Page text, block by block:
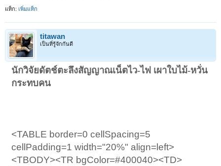
แท็ก: เพิ่มแท็ก
titawan
เป็นที่รู้จักกันดี
นักวิจัยดัตช์ตะลึงสัญญาณเน็ตไว-ไฟ เผาใบไม้-หวั่น
กระทบคน
<TABLE border=0 cellSpacing=5
cellPadding=1 width="20%" align=left>
<TBODY><TR bgColor=#400040><TD>